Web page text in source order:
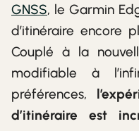
GNSS, le Garmin
d’itinéraire encore
Couplé à la
modifiable à
préférences,
d’itinéraire est